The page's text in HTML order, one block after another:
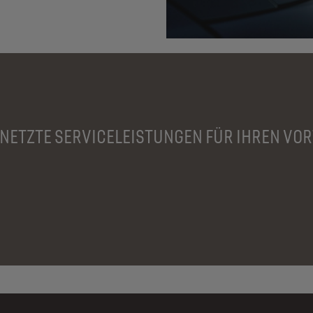
SERVICELEISTUNGEN FÜR IHREN